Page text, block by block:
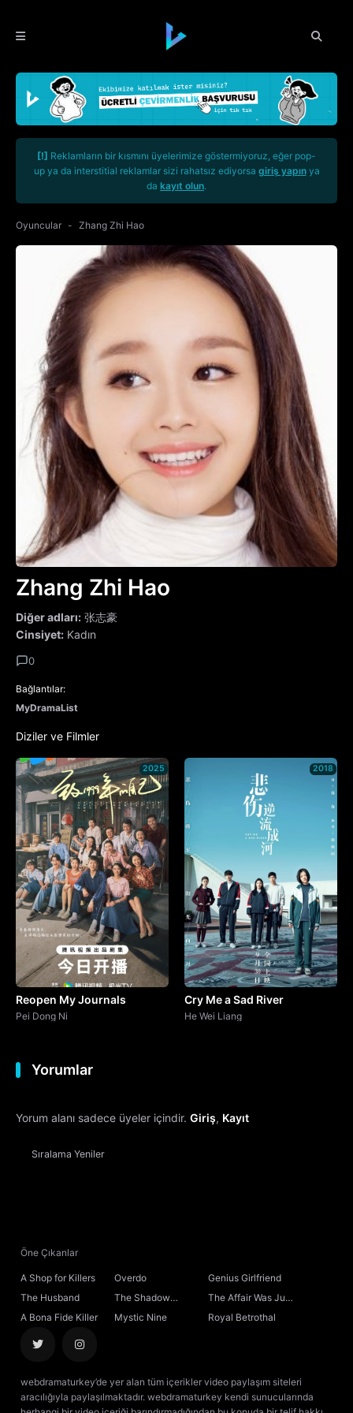
[!] Reklamların bir kısmını üyelerimize göstermiyoruz, eğer pop-
up ya da interstitial reklamlar sizi rahatsız ediyorsa giriş yapınya
da kayıt olun.
Oyuncular Zhang Zhi Hao
Zhang Zhi Hao
Diğer adları: 张志豪
Cinsiyet: Kadın
0
Bağlantılar:
MyDramaList
Diziler ve Filmler
2025
Reopen My Journals
Pei Dong Ni
2018
Cry Me a Sad River
He Wei Liang
Yorumlar
Yorum alanı sadece üyeler içindir. Giriş, Kayıt
Sıralama Yeniler
Öne Çıkanlar
A Shop for Killers Overdo
Genius Girlfriend
The Husband
The Shadow
Sovereign
The Affair Was Just
the Beginning
A Bona Fide Killer Mystic Nine Royal Betrothal
webdramaturkey’de yer alan tüm içerikler video paylaşım siteleri
aracılığıyla paylaşılmaktadır. webdramaturkey kendi sunucularında